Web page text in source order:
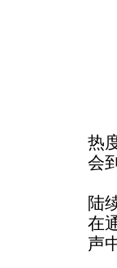
热
会
陆
在
声